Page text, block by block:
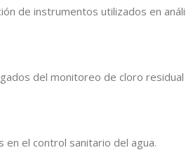
de instrumentos utilizados en
del monitoreo de cloro
el control sanitario del agua.